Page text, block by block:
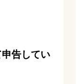
告してい